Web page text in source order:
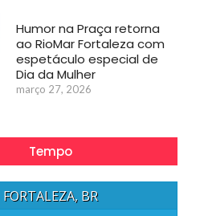
Humor na Praça retorna
ao RioMar Fortaleza com
espetáculo especial de
Dia da Mulher
março 27, 2026
Tempo
FORTALEZA, BR